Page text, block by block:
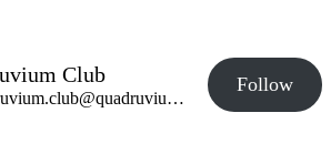
Club
@quadruvium.club@quadruvium.club
Follow